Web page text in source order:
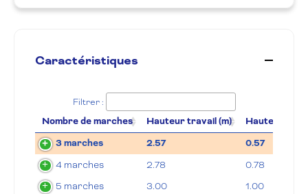
Caractéristiques
Filtrer :
Nombre de marches Hauteur travail (m)
Hauteur
3 marches
2.57 0.57
4 marches 2.78
0.78
5 marches
3.00 1.00